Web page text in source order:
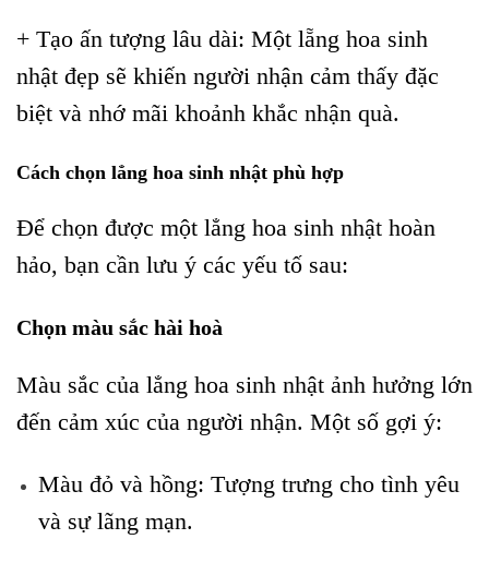
+ Tạo ấn tượng lâu dài: Một lẵng hoa sinh
nhật đẹp sẽ khiến người nhận cảm thấy đặc
biệt và nhớ mãi khoảnh khắc nhận quà.
Cách chọn lẳng hoa sinh nhật phù hợp
Để chọn được một lẳng hoa sinh nhật hoàn
hảo, bạn cần lưu ý các yếu tố sau:
Chọn màu sắc hài hoà
Màu sắc của lẳng hoa sinh nhật ảnh hưởng lớn
đến cảm xúc của người nhận. Một số gợi ý:
Màu đỏ và hồng: Tượng trưng cho tình yêu
và sự lãng mạn.